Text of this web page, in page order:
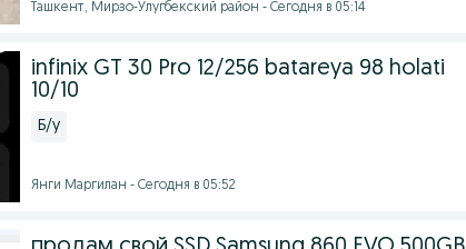
Ташкент, Мирзо-Улугбекский район - Сегодня в 05:14
infinix GT 30 Pro 12/256 batareya 98 holati
10/10
Б/у
Янги Маргилан - Сегодня в 05:52